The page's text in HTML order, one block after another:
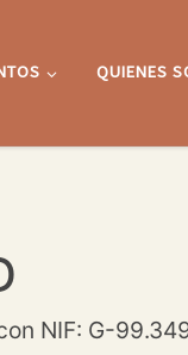
QUIENES
NIF: G-